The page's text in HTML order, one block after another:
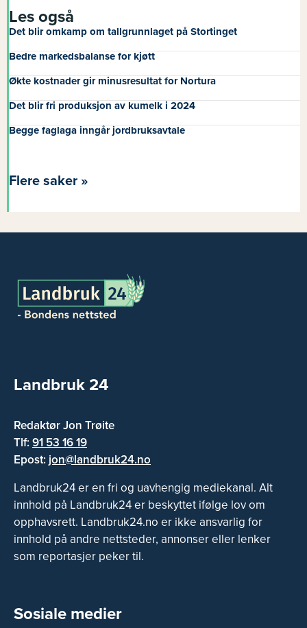
Les også
Det blir omkamp om tallgrunnlaget på Stortinget
Bedre markedsbalanse for kjøtt
Økte kostnader gir minusresultat for Nortura
Det blir fri produksjon av kumelk i 2024
Begge faglaga inngår jordbruksavtale
Flere saker »
Landbruk 24
Redaktør Jon Trøite
Tlf:91 53 16 19
Epost: jon@landbruk24.no
Landbruk24 er en fri og uavhengig mediekanal. Alt
innhold på Landbruk24 er beskyttet ifølge lov om
opphavsrett. Landbruk24.no er ikke ansvarlig for
innhold på andre nettsteder, annonser eller lenker
som reportasjer peker til.
Sosiale medier